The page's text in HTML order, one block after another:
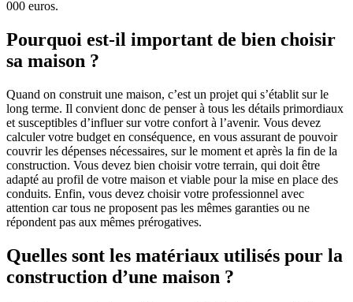
000 euros.
Pourquoi est-il important de bien choisir
sa maison ?
Quand on construit une maison, c’est un projet qui s’établit sur le
long terme. Il convient donc de penser à tous les détails primordiaux
et susceptibles d’influer sur votre confort à l’avenir. Vous devez
calculer votre budget en conséquence, en vous assurant de pouvoir
couvrir les dépenses nécessaires, sur le moment et après la fin de la
construction. Vous devez bien choisir votre terrain, qui doit être
adapté au profil de votre maison et viable pour la mise en place des
conduits. Enfin, vous devez choisir votre professionnel avec
attention car tous ne proposent pas les mêmes garanties ou ne
répondent pas aux mêmes prérogatives.
Quelles sont les matériaux utilisés pour la
construction d’une maison ?